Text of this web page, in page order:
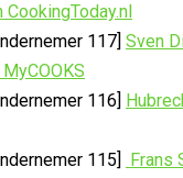
117] Sven
116]
115] Frans